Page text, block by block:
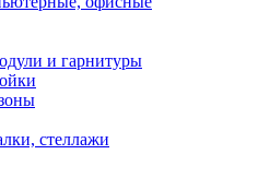
и гарнитуры
стеллажи